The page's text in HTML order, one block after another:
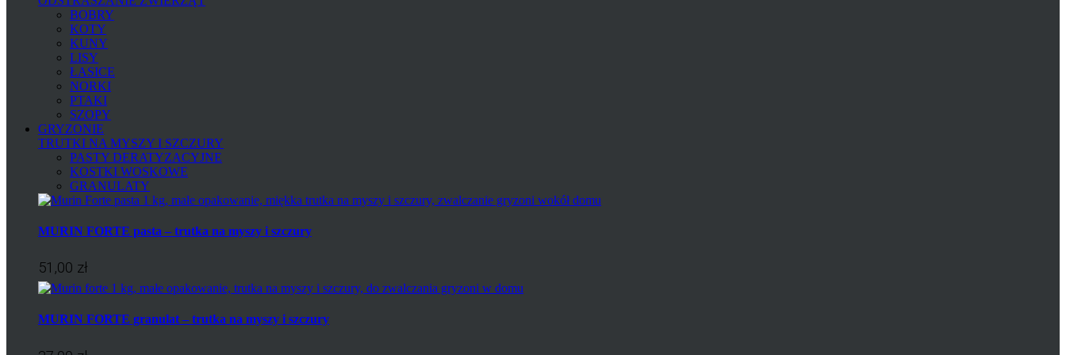
BOBRY
KOTY
KUNY
LISY
ŁASICE
NORKI
PTAKI
SZOPY
GRYZONIE
TRUTKI NA MYSZY I SZCZURY
PASTY DERATYZACYJNE
KOSTKI WOSKOWE
GRANULATY
MURIN FORTE pasta – trutka na myszy i szczury
51,00 zł
MURIN FORTE granulat – trutka na myszy i szczury